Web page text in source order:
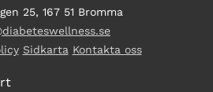
25, 167 51 Bromma
Sidkarta Kontakta oss